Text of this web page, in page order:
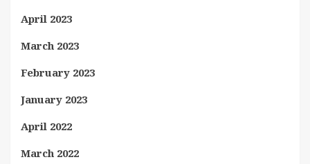
April 2023
March 2023
February 2023
January 2023
April 2022
March 2022